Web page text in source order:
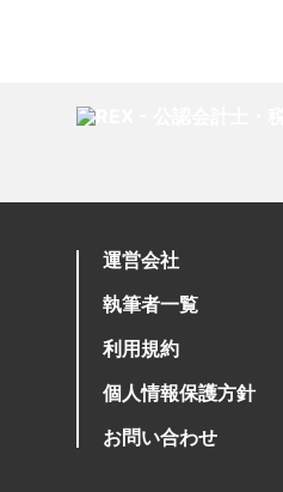
運営会社
執筆者一覧
利用規約
個人情報保護方針
お問い合わせ